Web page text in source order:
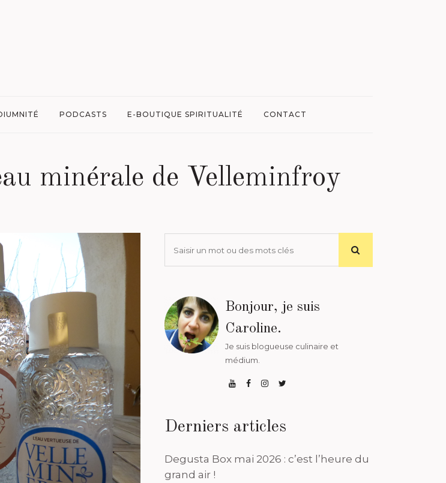
PODCASTS E-BOUTIQUE SPIRITUALITÉ CONTACT
minérale de Velleminfroy
Bonjour, je suis
Caroline.
Je suis blogueuse culinaire et
médium.
Derniers articles
Degusta Box mai 2026 : c’est l’heure du
grand air !